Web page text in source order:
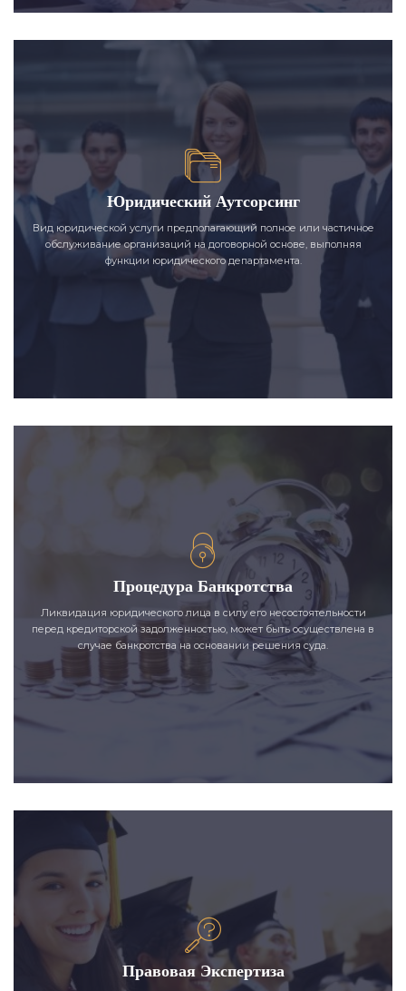
Юридический Аутсорсинг
Вид юридической услуги предполагающий полное или частичное
обслуживание организаций на договорной основе, выполняя
функции юридического департамента.
Процедура Банкротства
Ликвидация юридического лица в силу его несостоятельности
перед кредиторской задолженностью, может быть осуществлена в
случае банкротства на основании решения суда.
Правовая Экспертиза